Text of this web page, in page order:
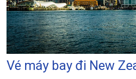
Vé máy bay đi New